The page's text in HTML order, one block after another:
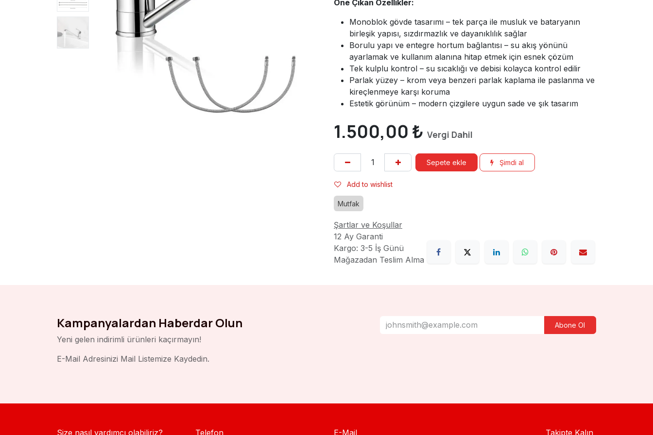
Öne Çıkan Özellikler:
Monoblok gövde tasarımı – tek parça ile musluk ve bataryanın
birleşik yapısı, sızdırmazlık ve dayanıklılık sağlar
Borulu yapı ve entegre hortum bağlantısı – su akış yönünü
ayarlamak ve kullanım alanına hitap etmek için esnek çözüm
Tek kulplu kontrol – su sıcaklığı ve debisi kolayca kontrol edilir
Parlak yüzey – krom veya benzeri parlak kaplama ile paslanma ve
kireçlenmeye karşı koruma
Estetik görünüm – modern çizgilere uygun sade ve şık tasarım
1.500,00 ₺ Vergi Dahil
Sepete ekle Şimdi al
Add to wishlist
Mutfak
Şartlar ve Koşullar
12 Ay Garanti
Kargo: 3-5 İş Günü
Mağazadan Teslim Alma
Kampanyalardan Haberdar Olun
Yeni gelen indirimli ürünleri kaçırmayın!
E-Mail Adresinizi Mail Listemize Kaydedin.
Abone Ol
Size nasıl yardımcı olabiliriz? Telefon E-Mail Takipte Kalın